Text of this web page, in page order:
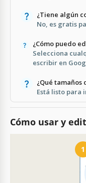
¿Tiene algún
No, es gratis
¿Cómo puedo
Selecciona
escribir en
¿Qué tamaños
Está listo para
Cómo usar y
1